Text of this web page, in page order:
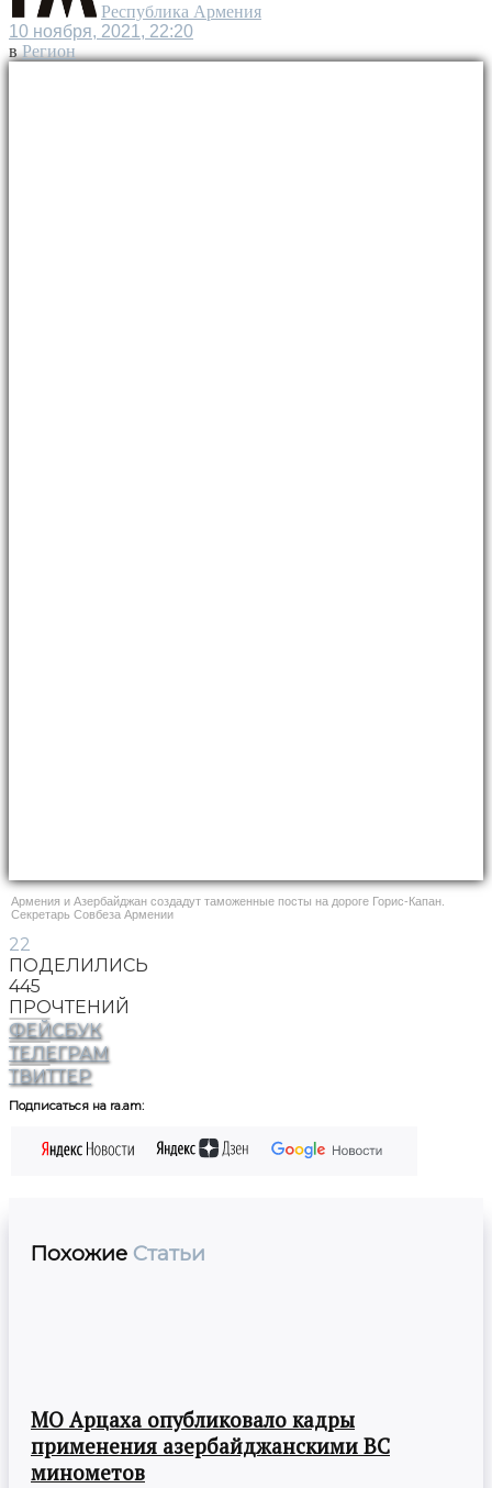
Республика Армения
10 ноября, 2021, 22:20
в Регион
Армения и Азербайджан создадут таможенные посты на дороге Горис-Капан.
Секретарь Совбеза Армении
22
ПОДЕЛИЛИСЬ
445
ПРОЧТЕНИЙ
ФЕЙСБУК
ТЕЛЕГРАМ
ТВИТТЕР
Подписаться на ra.am:
Похожие Статьи
МО Арцаха опубликовало кадры
применения азербайджанскими ВС
минометов